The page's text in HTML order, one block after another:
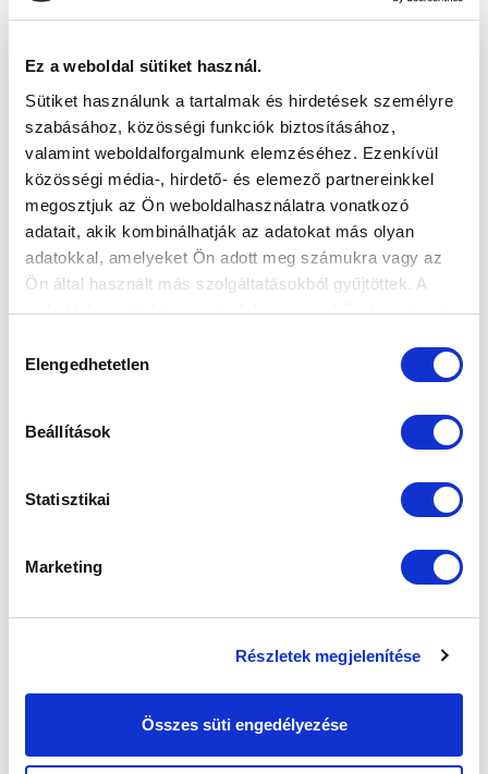
Ez a weboldal sütiket használ.
Sütiket használunk a tartalmak és hirdetések személyre
szabásához, közösségi funkciók biztosításához,
valamint weboldalforgalmunk elemzéséhez. Ezenkívül
közösségi média-, hirdető- és elemező partnereinkkel
megosztjuk az Ön weboldalhasználatra vonatkozó
adatait, akik kombinálhatják az adatokat más olyan
adatokkal, amelyeket Ön adott meg számukra vagy az
Ön által használt más szolgáltatásokból gyűjtöttek. A
weboldalon való böngészés folytatásával Ön hozzájárul a
kiválasztása
Elengedhetetlen
Beállítások
Statisztikai
Marketing
Részletek megjelenítése
Összes süti engedélyezése
VS
MTK BUDAPEST HÍRLEVÉL
Ne maradjon le egy eseményről sem! Iratkozzon fel ingyenes
hírlevelünkre:
Elfogadom az